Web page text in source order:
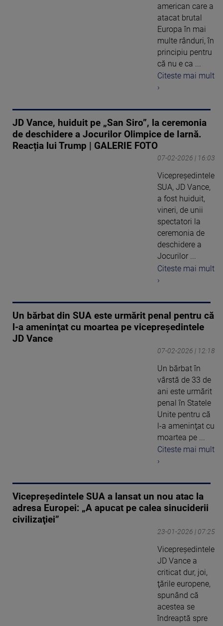
american care a
atacat brutal
Europa în mai
multe rânduri, în
principiu pentru
că nu e ca ...
Citeste mai mult
›
JD Vance, huiduit pe „San Siro”, la ceremonia
de deschidere a Jocurilor Olimpice de Iarnă.
Reacția lui Trump | GALERIE FOTO
07-02-2026 | 16:03
Vicepreședintele
SUA, JD Vance,
a fost huiduit,
vineri, de unii
spectatori la
ceremonia de
deschidere a
Jocurilor ...
Citeste mai mult
›
Un bărbat din SUA este urmărit penal pentru că
l-a ameninţat cu moartea pe vicepreşedintele
JD Vance
07-02-2026 | 12:18
Un bărbat în
vârstă de 33 de
ani este urmărit
penal în Statele
Unite pentru că
l-a ameninţat cu
moartea pe ...
Citeste mai mult
›
Vicepreşedintele SUA a lansat un nou atac la
adresa Europei: „A apucat pe calea sinuciderii
civilizaţiei”
23-01-2026 | 07:25
Vicepreşedintele
JD Vance a
criticat dur, joi,
ţările europene,
spunând că
acestea se
îndreaptă spre